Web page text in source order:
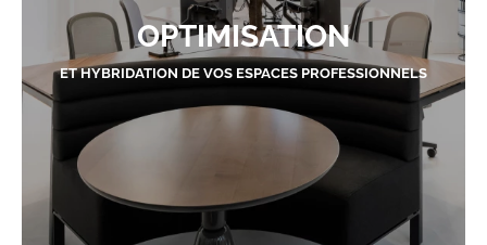
OPTIMISATION
ET HYBRIDATION DE VOS ESPACES PROFESSIONNELS